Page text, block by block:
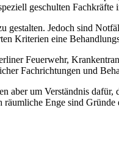
geschulten
gestalten. Jedoch sind
Kriterien eine
Feuerwehr,
Fachrichtungen und
um Verständnis
räumliche Enge sind Gründe